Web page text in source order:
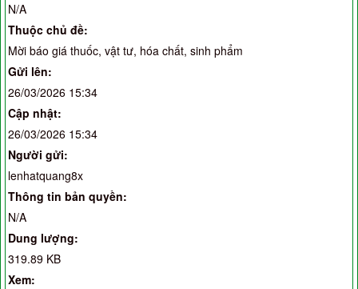
N/A
Thuộc chủ đề:
Mời báo giá thuốc, vật tư, hóa chất, sinh phẩm
Gửi lên:
26/03/2026 15:34
Cập nhật:
26/03/2026 15:34
Người gửi:
lenhatquang8x
Thông tin bản quyền:
N/A
Dung lượng:
319.89 KB
Xem: